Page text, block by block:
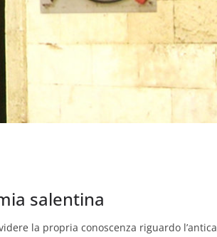
salentina
la propria conoscenza riguardo l’antica